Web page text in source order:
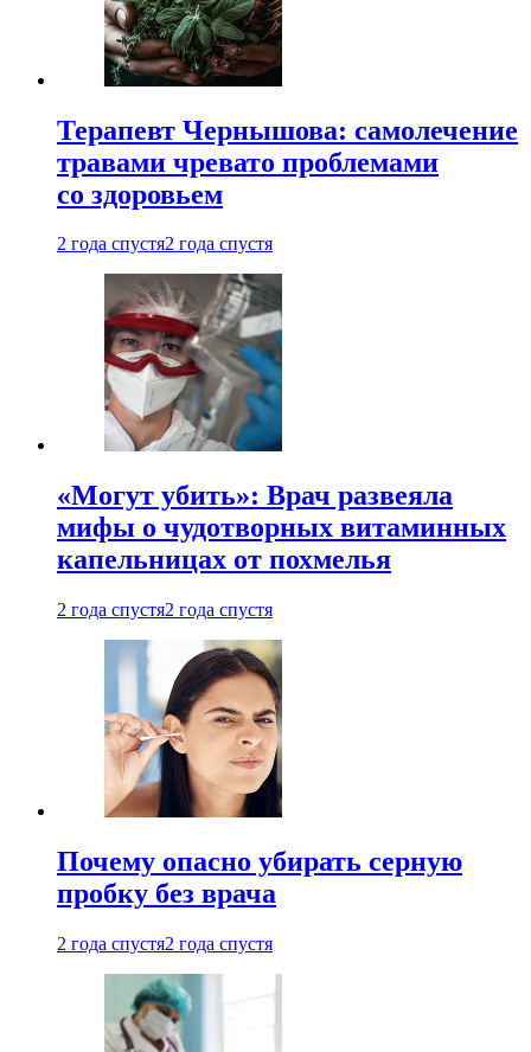
Терапевт Чернышова: самолечение
травами чревато проблемами
со здоровьем
2 года спустя2 года спустя
«Могут убить»: Врач развеяла
мифы о чудотворных витаминных
капельницах от похмелья
2 года спустя2 года спустя
Почему опасно убирать серную
пробку без врача
2 года спустя2 года спустя